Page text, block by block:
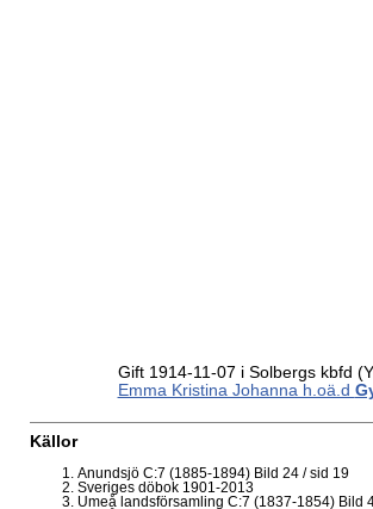
Gift 1914-11-07 i Solbergs kbfd
Emma Kristina Johanna h.oä.d
Källor
Anundsjö C:7 (1885-1894) Bild 24 / sid 19
Sveriges döbok 1901-2013
Umeå landsförsamling C:7 (1837-1854) Bild